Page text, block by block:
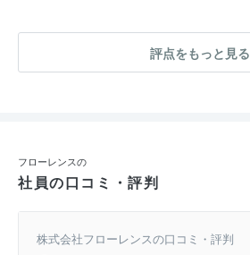
評点をもっと見る
フローレンスの
社員の口コミ・評判
株式会社フローレンスの口コミ・評判